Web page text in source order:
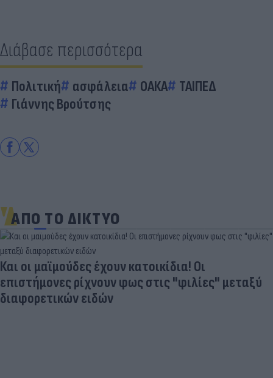
Διάβασε περισσότερα
Πολιτική ασφάλεια ΟΑΚΑ
ΤΑΙΠΕΔ
Γιάννης Βρούτσης
ΑΠΟ ΤΟ ΔΙΚΤΥΟ
Και οι μαϊμούδες έχουν κατοικίδια! Οι
επιστήμονες ρίχνουν φως στις "φιλίες" μεταξύ
διαφορετικών ειδών